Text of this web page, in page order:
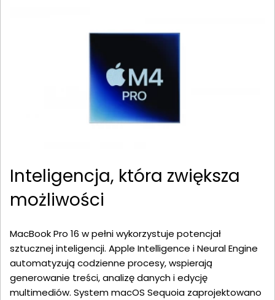
Inteligencja, która zwiększa
możliwości
MacBook Pro 16 w pełni wykorzystuje potencjał
sztucznej inteligencji. Apple Intelligence i Neural Engine
automatyzują codzienne procesy, wspierają
generowanie treści, analizę danych i edycję
multimediów. System macOS Sequoia zaprojektowano